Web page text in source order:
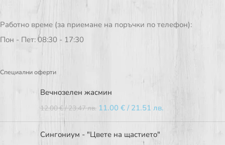
Работно време (за приемане на поръчки по телефон):
Пон - Пет: 08:30 - 17:30
Специални оферти
Вечнозелен жасмин
12.00€/ 23.47 лв. 11.00 € / 21.51 лв.
Сингониум - "Цвете на щастието"